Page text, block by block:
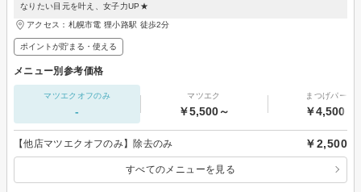
なりたい目元を叶え、女子力UP★
アクセス：札幌市電 狸小路駅 徒歩2分
ポイントが貯まる・使える
メニュー別参考価格
マツエクオフのみ
-
マツエク
￥5,500～
まつげパーマ
￥4,500～
【他店マツエクオフのみ】除去のみ ￥2,500
すべてのメニューを見る